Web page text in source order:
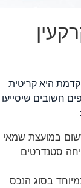
היא קריטית
חשובים שיסייעו
במועצת שמאי
סטנדרטים
בסוג הנכס